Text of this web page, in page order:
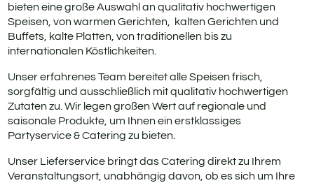
bieten eine große Auswahl an qualitativ hochwertigen
Speisen, von warmen Gerichten, kalten Gerichten und
Buffets, kalte Platten, von traditionellen bis zu
internationalen Köstlichkeiten.
Unser erfahrenes Team bereitet alle Speisen frisch,
sorgfältig und ausschließlich mit qualitativ hochwertigen
Zutaten zu. Wir legen großen Wert auf regionale und
saisonale Produkte, um Ihnen ein erstklassiges
Partyservice & Catering zu bieten.
Unser Lieferservice bringt das Catering direkt zu Ihrem
Veranstaltungsort, unabhängig davon, ob es sich um Ihre